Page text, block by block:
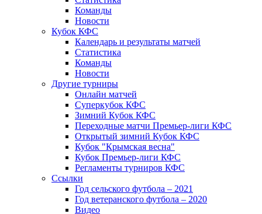
Команды
Новости
Кубок КФС
Календарь и результаты матчей
Статистика
Команды
Новости
Другие турниры
Онлайн матчей
Суперкубок КФС
Зимний Кубок КФС
Переходные матчи Премьер-лиги КФС
Открытый зимний Кубок КФС
Кубок "Крымская весна"
Кубок Премьер-лиги КФС
Регламенты турниров КФС
Ссылки
Год сельского футбола – 2021
Год ветеранского футбола – 2020
Видео